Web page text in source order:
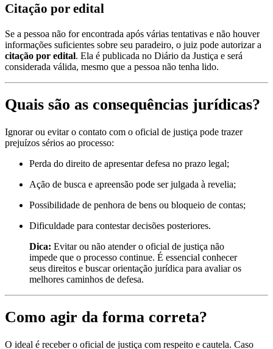
Citação por edital
Se a pessoa não for encontrada após várias tentativas e não houver
informações suficientes sobre seu paradeiro, o juiz pode autorizar a
citação por edital. Ela é publicada no Diário da Justiça e será
considerada válida, mesmo que a pessoa não tenha lido.
Quais são as consequências jurídicas?
Ignorar ou evitar o contato com o oficial de justiça pode trazer
prejuízos sérios ao processo:
Perda do direito de apresentar defesa no prazo legal;
Ação de busca e apreensão pode ser julgada à revelia;
Possibilidade de penhora de bens ou bloqueio de contas;
Dificuldade para contestar decisões posteriores.
Dica: Evitar ou não atender o oficial de justiça não
impede que o processo continue. É essencial conhecer
seus direitos e buscar orientação jurídica para avaliar os
melhores caminhos de defesa.
Como agir da forma correta?
O ideal é receber o oficial de justiça com respeito e cautela. Caso